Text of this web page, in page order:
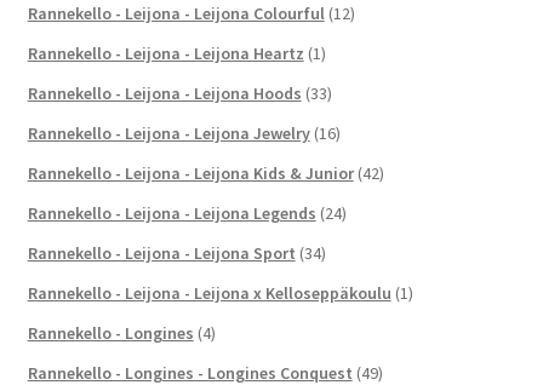
Rannekello - Leijona - Leijona Colourful (12)
Rannekello - Leijona - Leijona Heartz (1)
Rannekello - Leijona - Leijona Hoods (33)
Rannekello - Leijona - Leijona Jewelry (16)
Rannekello - Leijona - Leijona Kids & Junior (42)
Rannekello - Leijona - Leijona Legends (24)
Rannekello - Leijona - Leijona Sport (34)
Rannekello - Leijona - Leijona x Kelloseppäkoulu (1)
Rannekello - Longines (4)
Rannekello - Longines - Longines Conquest (49)